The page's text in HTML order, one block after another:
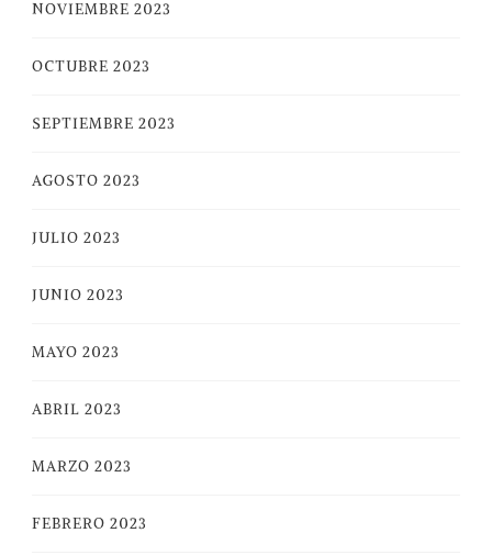
NOVIEMBRE 2023
OCTUBRE 2023
SEPTIEMBRE 2023
AGOSTO 2023
JULIO 2023
JUNIO 2023
MAYO 2023
ABRIL 2023
MARZO 2023
FEBRERO 2023